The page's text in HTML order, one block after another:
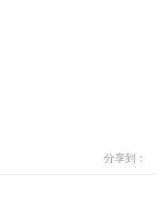
分享到：